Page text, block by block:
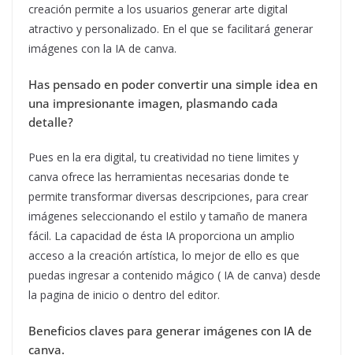
creación permite a los usuarios generar arte digital
atractivo y personalizado. En el que se facilitará generar
imágenes con la IA de canva.
Has pensado en poder convertir una simple idea en
una impresionante imagen, plasmando cada
detalle?
Pues en la era digital, tu creatividad no tiene limites y
canva ofrece las herramientas necesarias donde te
permite transformar diversas descripciones, para crear
imágenes seleccionando el estilo y tamaño de manera
fácil. La capacidad de ésta IA proporciona un amplio
acceso a la creación artística, lo mejor de ello es que
puedas ingresar a contenido mágico ( IA de canva) desde
la pagina de inicio o dentro del editor.
Beneficios claves para generar imágenes con IA de
canva.